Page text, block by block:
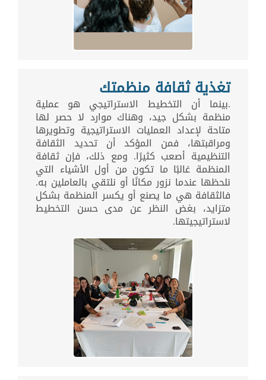
تغذية ثقافة منظمتك
.بينما أن التخطيط الاستراتيجي هو عملية
منظمة بشكل جيد، وهناك موارد لا حصر لها
متاحة لإعداد العمليات الاستراتيجية وتطويرها
ومراقبتها، فمن المؤكد أن تحديد الثقافة
التنظيمية أصعب كثيرًا. ومع ذلك، فإن ثقافة
المنظمة غالبًا ما تكون من أول الأشياء التي
نلحظها عندما نزور مكانًا أو نلتقي بالعاملين به.
فالثقافة هي ما يصنع أو يكسر المنظمة بشكل
متزايد، بغض النظر عن مدى حسن التخطيط
لاستراتيجيتها.